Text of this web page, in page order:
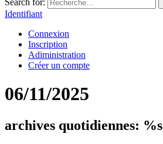
Search for:
Identifiant
Connexion
Inscription
Adiministration
Créer un compte
06/11/2025
archives quotidiennes: %s